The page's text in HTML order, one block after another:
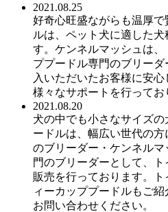
2021.08.25
好奇心旺盛ながらも温厚
ルは、ペット犬に適した
す。ケンネルマッシュは
ププードル専門のブリー
入いただいたお客様に安心
様々なサポートを行ってお
2021.08.20
犬の中でも小さなサイズ
ードルは、幅広い世代の
のブリーダー・ケンネル
門のブリーダーとして、
販売を行っております。
ィーカッププードルもご
お問い合わせください。